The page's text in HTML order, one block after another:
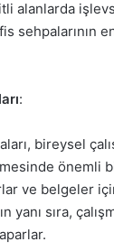
alanlarda
sehpalarının
:
bireysel
önemli
ve belgeler
yanı sıra,